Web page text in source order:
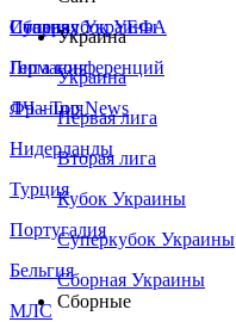
Сборная Украины
Италия
Германия
Франция
Нидерланды
Турция
Португалия
Бельгия
МЛС
Суперкубок УЕФА
Лига конференций
ЛЧ - Top News
Украина
Украина
Первая лига
Вторая лига
Кубок Украины
Суперкубок Украины
Сборная Украины
Сборные